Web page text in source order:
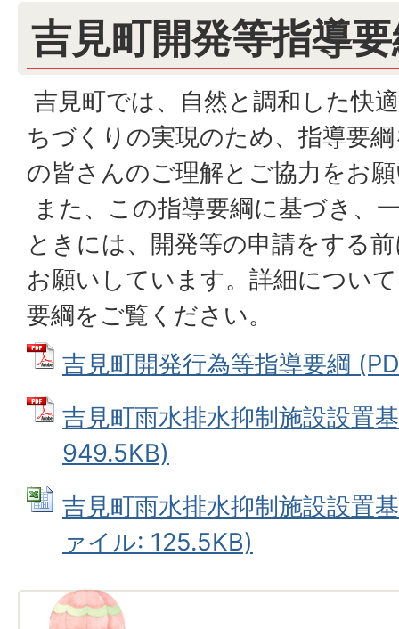
吉見町開発等指導
吉見町では、自然と調和した快
ちづくりの実現のため、指導要
の皆さんのご理解とご協力をお
また、この指導要綱に基づき、
ときには、開発等の申請をする
お願いしています。詳細につい
要綱をご覧ください。
吉見町開発行為等指導要綱
吉見町雨水排水抑制施設設置
949.5KB)
吉見町雨水排水抑制施設設置
ァイル: 125.5KB)